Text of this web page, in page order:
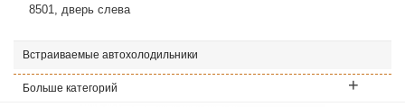
8501, дверь слева
Встраиваемые автохолодильники
Больше категорий